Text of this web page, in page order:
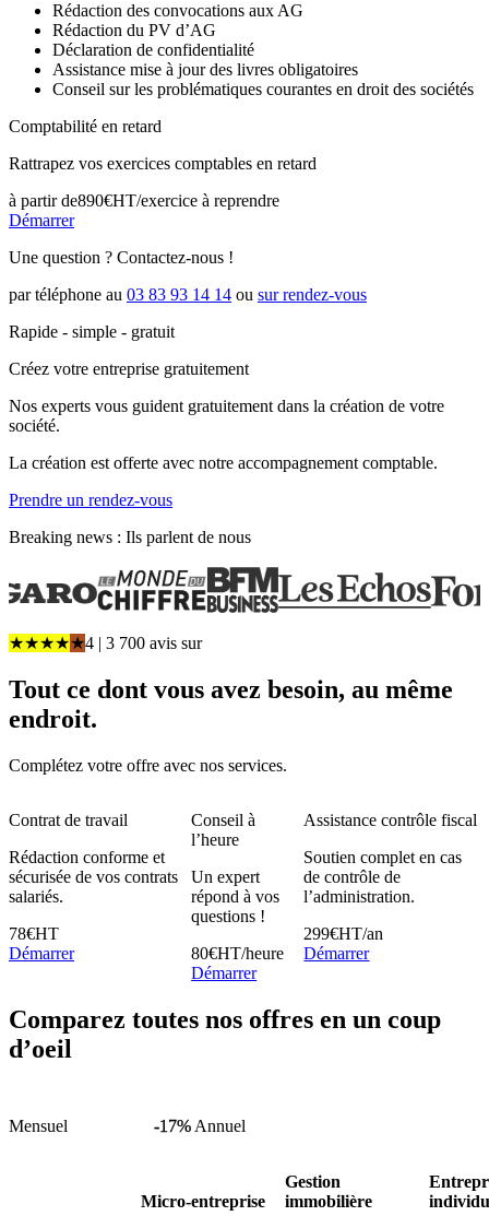
Rédaction des convocations aux AG
Rédaction du PV d’AG
Déclaration de confidentialité
Assistance mise à jour des livres obligatoires
Conseil sur les problématiques courantes en droit des sociétés
Comptabilité en retard
Rattrapez vos exercices comptables en retard
à partir de890€HT/exercice à reprendre
Démarrer
Une question ? Contactez-nous !
par téléphone au 03 83 93 14 14 ou sur rendez-vous
Rapide - simple - gratuit
Créez votre entreprise gratuitement
Nos experts vous guident gratuitement dans la création de votre
société.
La création est offerte avec notre accompagnement comptable.
Prendre un rendez-vous
Breaking news : Ils parlent de nous
★★★★★4 | 3 700 avis sur
Tout ce dont vous avez besoin, au même
endroit.
Complétez votre offre avec nos services.
Contrat de travail
Rédaction conforme et
sécurisée de vos contrats
salariés.
78€HT
Démarrer
Conseil à
l’heure
Un expert
répond à vos
questions !
80€HT/heure
Démarrer
Assistance contrôle fiscal
Soutien complet en cas
de contrôle de
l’administration.
299€HT/an
Démarrer
Comparez toutes nos offres en un coup
d’oeil
Mensuel -17% Annuel
Micro-entreprise
Gestion
immobilière